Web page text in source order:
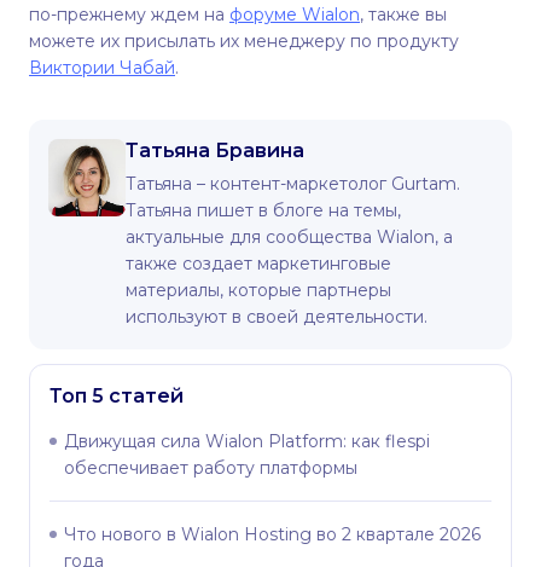
по-прежнему ждем на форуме Wialon, также вы
можете их присылать их менеджеру по продукту
Виктории Чабай.
Татьяна Бравина
Татьяна – контент-маркетолог Gurtam.
Татьяна пишет в блоге на темы,
актуальные для сообщества Wialon, а
также создает маркетинговые
материалы, которые партнеры
используют в своей деятельности.
Топ 5 статей
Движущая сила Wialon Platform: как flespi
обеспечивает работу платформы
Что нового в Wialon Hosting во 2 квартале 2026
года